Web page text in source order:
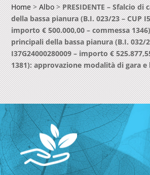
Home>Albo>PRESIDENTE – Sfalcio
della bassa pianura (B.I. 023/23 – CUP
importo € 500.000,00 – commessa
principali della bassa pianura (B.I. 032/
I37G24000280009 – importo €
1381): approvazione modalità di gara